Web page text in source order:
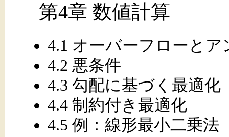
第4章 数値計算
4.1 オーバーフローと
4.2 悪条件
4.3 勾配に基づく最適化
4.4 制約付き最適化
4.5 例：線形最小二乗法